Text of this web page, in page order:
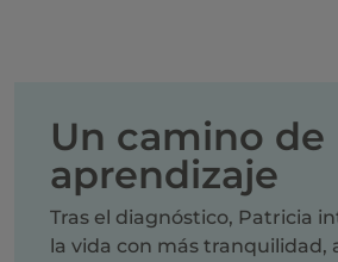
Un camino de
aprendizaje
Tras el diagnóstico, Patricia
la vida con más tranquilidad,